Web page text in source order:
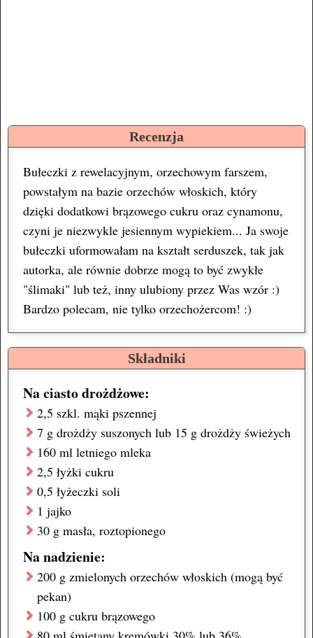
Recenzja
Bułeczki z rewelacyjnym, orzechowym farszem,
powstałym na bazie orzechów włoskich, który
dzięki dodatkowi brązowego cukru oraz cynamonu,
czyni je niezwykle jesiennym wypiekiem... Ja swoje
bułeczki uformowałam na kształt serduszek, tak jak
autorka, ale równie dobrze mogą to być zwykłe
"ślimaki" lub też, inny ulubiony przez Was wzór :)
Bardzo polecam, nie tylko orzechożercom! :)
Składniki
Na ciasto drożdżowe:
2,5 szkl. mąki pszennej
7 g drożdży suszonych lub 15 g drożdży świeżych
160 ml letniego mleka
2,5 łyżki cukru
0,5 łyżeczki soli
1 jajko
30 g masła, roztopionego
Na nadzienie:
200 g zmielonych orzechów włoskich (mogą być
pekan)
100 g cukru brązowego